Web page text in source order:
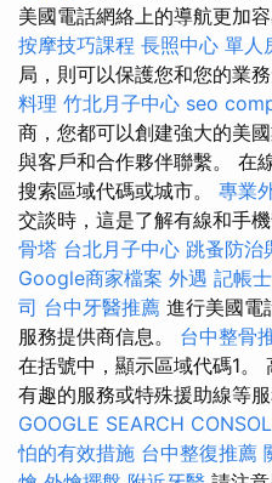
美國電話網絡上的導航更加容
按摩技巧課程 長照中心 單人
局，則可以保護您和您的業
料理 竹北月子中心 seo
商，您都可以創建強大的美
與客戶和合作夥伴聯繫。 在
搜索區域代碼或城市。 專業
交談時，這是了解有線和手
骨塔 台北月子中心 跳蚤防治
Google商家檔案 外遇 記帳
司 台中牙醫推薦 進行美國電
服務提供商信息。 台中整骨
在括號中，顯示區域代碼1。
有趣的服務或特殊援助線等服
GOOGLE SEARCH
怕的有效措施 台中整復推薦